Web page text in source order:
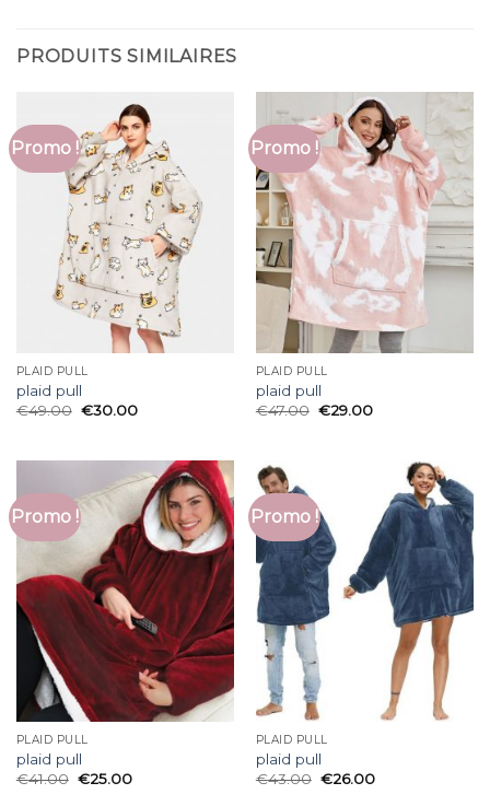
PRODUITS SIMILAIRES
Promo !
PLAID PULL
plaid pull
€49.00 €30.00
Promo !
PLAID PULL
plaid pull
€47.00 €29.00
Promo !
PLAID PULL
plaid pull
€41.00 €25.00
Promo !
PLAID PULL
plaid pull
€43.00 €26.00